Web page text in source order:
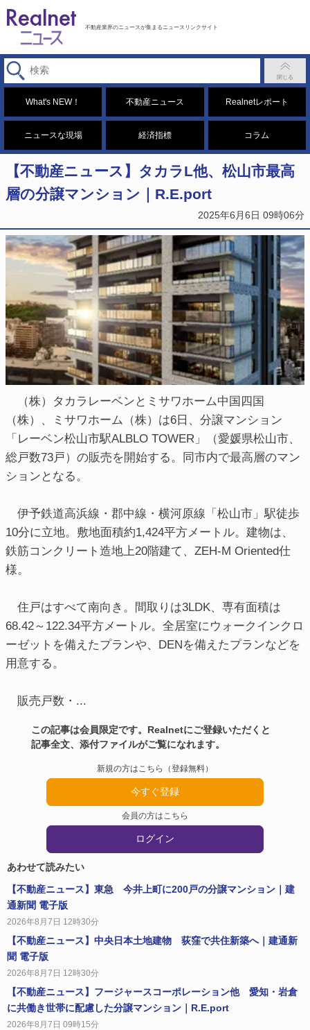
不動産業界のニュースが集まるニュースリンクサイト
What's NEW！ 不動産ニュース Realnetレポート
ニュースな現場 経済指標 コラム
【不動産ニュース】タカラL他、松山市最高
層の分譲マンション｜R.E.port
2025年6月6日 09時06分
（株）タカラレーベンとミサワホーム中国四国
（株）、ミサワホーム（株）は6日、分譲マンション
「レーベン松山市駅ALBLO TOWER」（愛媛県松山市、
総戸数73戸）の販売を開始する。同市内で最高層のマン
ションとなる。
伊予鉄道高浜線・郡中線・横河原線「松山市」駅徒歩
10分に立地。敷地面積約1,424平方メートル。建物は、
鉄筋コンクリート造地上20階建て、ZEH-M Oriented仕
様。
住戸はすべて南向き。間取りは3LDK、専有面積は
68.42～122.34平方メートル。全居室にウォークインクロ
ーゼットを備えたプランや、DENを備えたプランなどを
用意する。
販売戸数・...
この記事は会員限定です。Realnetにご登録いただくと
記事全文、添付ファイルがご覧になれます。
新規の方はこちら（登録無料）
今すぐ登録
会員の方はこちら
ログイン
あわせて読みたい
【不動産ニュース】東急 今井上町に200戸の分譲マンション｜建
通新聞 電子版
2026年8月7日 12時30分
【不動産ニュース】中央日本土地建物 荻窪で共住新築へ｜建通新
聞 電子版
2026年8月7日 12時30分
【不動産ニュース】フージャースコーポレーション他 愛知・岩倉
に共働き世帯に配慮した分譲マンション｜R.E.port
2026年8月7日 09時15分